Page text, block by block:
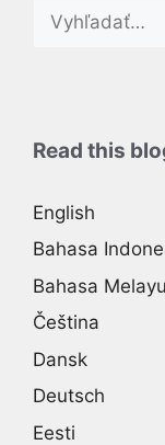
for:
Read this
English
Bahasa
Bahasa Melayu
Čeština
Dansk
Deutsch
Eesti